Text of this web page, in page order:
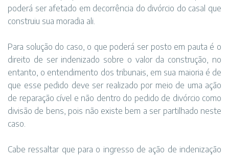
poderá ser afetado em decorrência do divórcio do casal que
construiu sua moradia ali.
Para solução do caso, o que poderá ser posto em pauta é o
direito de ser indenizado sobre o valor da construção, no
entanto, o entendimento dos tribunais, em sua maioria é de
que esse pedido deve ser realizado por meio de uma ação
de reparação cível e não dentro do pedido de divórcio como
divisão de bens, pois não existe bem a ser partilhado neste
caso.
Cabe ressaltar que para o ingresso de ação de indenização